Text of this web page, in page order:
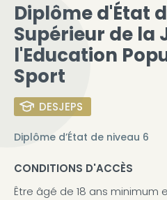
Diplôme d'État
Supérieur de la
l'Education
Sport
DESJEPS
Diplôme d’État de niveau 6
CONDITIONS D'ACCÈS
Être âgé de 18 ans minimum